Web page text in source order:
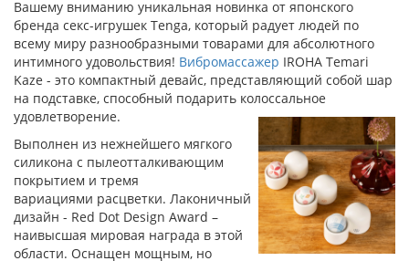
Вашему вниманию уникальная новинка от японского
бренда секс-игрушек Tenga, который радует людей по
всему миру разнообразными товарами для абсолютного
интимного удовольствия! Вибромассажер IROHA Temari
Kaze - это компактный девайс, представляющий собой шар
на подставке, способный подарить колоссальное
удовлетворение.
Выполнен из нежнейшего мягкого
силикона с пылеотталкивающим
покрытием и тремя
вариациями расцветки. Лаконичный
дизайн - Red Dot Design Award –
наивысшая мировая награда в этой
области. Оснащен мощным, но